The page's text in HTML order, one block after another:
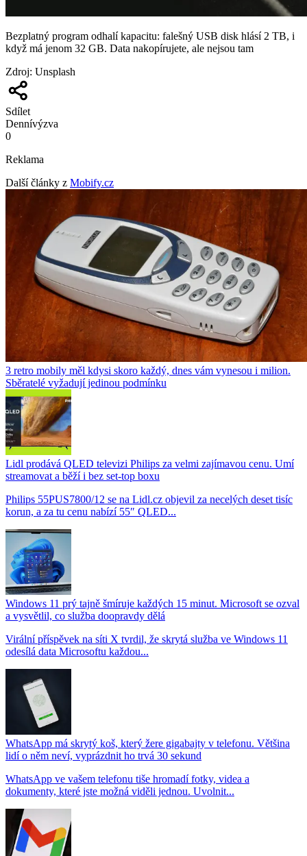
Bezplatný program odhalí kapacitu: falešný USB disk hlásí 2 TB, i
když má jenom 32 GB. Data nakopírujete, ale nejsou tam
Zdroj: Unsplash
Sdílet
Dennívýzva
0
Reklama
Další články z Mobify.cz
3 retro mobily měl kdysi skoro každý, dnes vám vynesou i milion.
Sběratelé vyžadují jedinou podmínku
Lidl prodává QLED televizi Philips za velmi zajímavou cenu. Umí
streamovat a běží i bez set-top boxu
Philips 55PUS7800/12 se na Lidl.cz objevil za necelých deset tisíc
korun, a za tu cenu nabízí 55″ QLED...
Windows 11 prý tajně šmíruje každých 15 minut. Microsoft se ozval
a vysvětlil, co služba doopravdy dělá
Virální příspěvek na síti X tvrdil, že skrytá služba ve Windows 11
odesílá data Microsoftu každou...
WhatsApp má skrytý koš, který žere gigabajty v telefonu. Většina
lidí o něm neví, vyprázdnit ho trvá 30 sekund
WhatsApp ve vašem telefonu tiše hromadí fotky, videa a
dokumenty, které jste možná viděli jednou. Uvolnit...